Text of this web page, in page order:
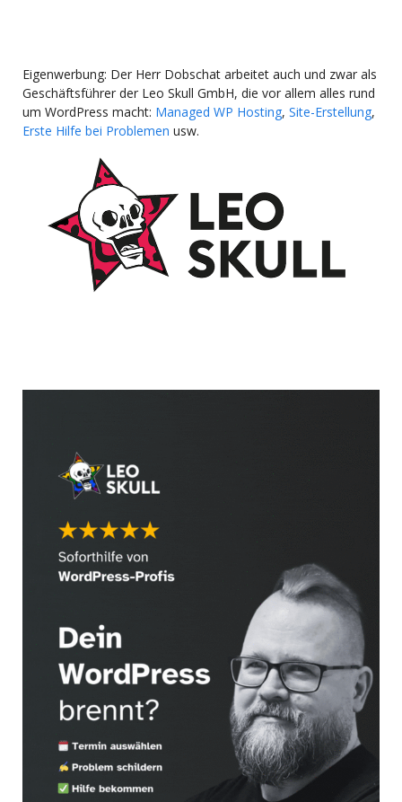
Eigenwerbung: Der Herr Dobschat arbeitet auch und zwar als
Geschäftsführer der Leo Skull GmbH, die vor allem alles rund
um WordPress macht: Managed WP Hosting, Site-Erstellung,
Erste Hilfe bei Problemen usw.